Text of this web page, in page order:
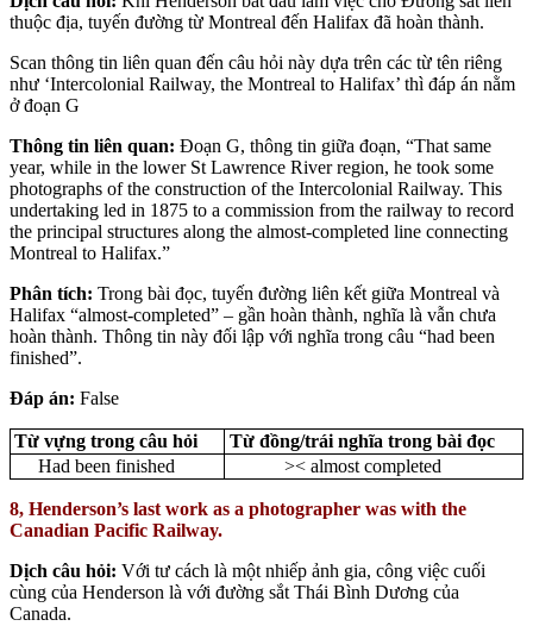
thuộc địa, tuyến đường từ Montreal đến Halifax đã hoàn thành.
Scan thông tin liên quan đến câu hỏi này dựa trên các từ tên riêng
như ‘Intercolonial Railway, the Montreal to Halifax’ thì đáp án nằm
ở đoạn G
Thông tin liên quan: Đoạn G, thông tin giữa đoạn, “That same
year, while in the lower St Lawrence River region, he took some
photographs of the construction of the Intercolonial Railway. This
undertaking led in 1875 to a commission from the railway to record
the principal structures along the almost-completed line connecting
Montreal to Halifax.”
Phân tích: Trong bài đọc, tuyến đường liên kết giữa Montreal và
Halifax “almost-completed” – gần hoàn thành, nghĩa là vẫn chưa
hoàn thành. Thông tin này đối lập với nghĩa trong câu “had been
finished”.
Đáp án: False
Từ vựng trong câu hỏi
Từ đồng/trái nghĩa trong bài đọc
Had been finished
>< almost completed
8, Henderson’s last work as a photographer was with the
Canadian Pacific Railway.
Dịch câu hỏi: Với tư cách là một nhiếp ảnh gia, công việc cuối
cùng của Henderson là với đường sắt Thái Bình Dương của
Canada.